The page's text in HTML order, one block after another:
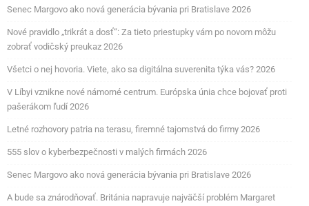
Senec Margovo ako nová generácia bývania pri Bratislave 2026
Nové pravidlo „trikrát a dosť“: Za tieto priestupky vám po novom môžu
zobrať vodičský preukaz 2026
Všetci o nej hovoria. Viete, ako sa digitálna suverenita týka vás? 2026
V Líbyi vznikne nové námorné centrum. Európska únia chce bojovať proti
pašerákom ľudí 2026
Letné rozhovory patria na terasu, firemné tajomstvá do firmy 2026
555 slov o kyberbezpečnosti v malých firmách 2026
Senec Margovo ako nová generácia bývania pri Bratislave 2026
A bude sa znárodňovať. Británia napravuje najväčší problém Margaret